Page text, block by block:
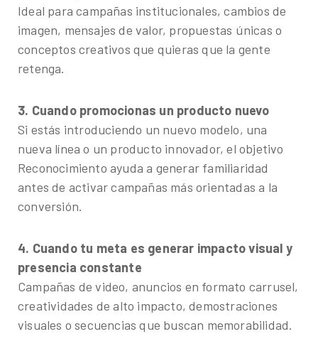
Ideal para campañas institucionales, cambios de
imagen, mensajes de valor, propuestas únicas o
conceptos creativos que quieras que la gente
retenga.
3. Cuando promocionas un producto nuevo
Si estás introduciendo un nuevo modelo, una
nueva línea o un producto innovador, el objetivo
Reconocimiento ayuda a generar familiaridad
antes de activar campañas más orientadas a la
conversión.
4. Cuando tu meta es generar impacto visual y
presencia constante
Campañas de video, anuncios en formato carrusel,
creatividades de alto impacto, demostraciones
visuales o secuencias que buscan memorabilidad.